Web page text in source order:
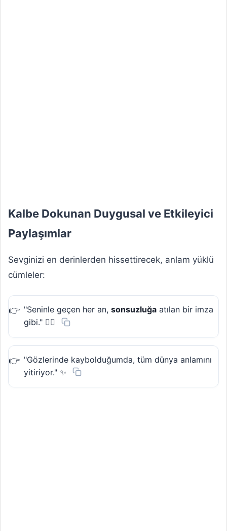
Kalbe Dokunan Duygusal ve Etkileyici
Paylaşımlar
Sevginizi en derinlerden hissettirecek, anlam yüklü
cümleler:
"Seninle geçen her an, sonsuzluğa atılan bir imza
gibi." ❤️‍🔥
"Gözlerinde kaybolduğumda, tüm dünya anlamını
yitiriyor." ✨